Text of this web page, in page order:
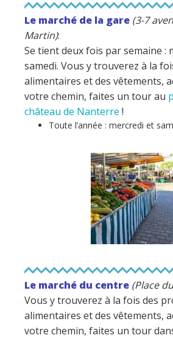
Le marché de la gare (3-7
Martin):
Se tient deux fois par semaine :
samedi. Vous y trouverez à la
alimentaires et des vêtements,
votre chemin, faites un tour au
château de Nanterre !
Toute l’année : mercredi et
Le marché du centre (Place
Vous y trouverez à la fois des
alimentaires et des vêtements,
votre chemin, faites un tour